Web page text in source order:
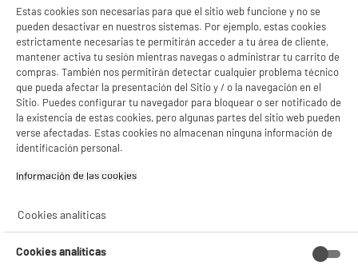
product_anchor_characteristics
Con el fin de mejorar tu experiencia, y tras tu consentimiento, ELECTRO DEPOT
y sus socios utilizan cookies que procesan tus datos personales para:
- compartir contenido adaptado a tus preferencias
- ofrecer publicidad y comunicaciones personalizadas
- facilitar el intercambio de contenido en las redes sociales
- analizar el tráfico en nuestro sitio web Consulta la política de cookies.
Consulta la política de cookies.
Si aceptas, la experiencia será aún mejor. Si no acepta, se utilizarán cookies
estadísticas anónimas basadas en tu navegación. Puedes oponerte a su uso
gestionando sus cookies.
Estas cookies son necesarias para que el sitio web funcione y no se
pueden desactivar en nuestros sistemas. Por ejemplo, estas cookies
estrictamente necesarias te permitirán acceder a tu área de cliente,
mantener activa tu sesión mientras navegas o administrar tu carrito de
compras. También nos permitirán detectar cualquier problema técnico
que pueda afectar la presentación del Sitio y / o la navegación en el
Sitio. Puedes configurar tu navegador para bloquear o ser notificado de
la existencia de estas cookies, pero algunas partes del sitio web pueden
verse afectadas. Estas cookies no almacenan ninguna información de
identificación personal.
Información de las cookies‎
Cookies analíticas
Cookies analíticas